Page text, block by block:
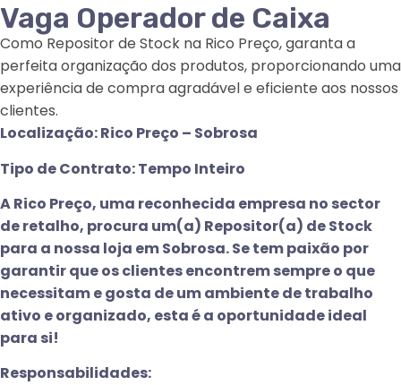
Vaga Operador de Caixa​
Como Repositor de Stock na Rico Preço, garanta a
perfeita organização dos produtos, proporcionando uma
experiência de compra agradável e eficiente aos nossos
clientes.
Localização: Rico Preço – Sobrosa
Tipo de Contrato: Tempo Inteiro
A Rico Preço, uma reconhecida empresa no sector
de retalho, procura um(a) Repositor(a) de Stock
para a nossa loja em Sobrosa. Se tem paixão por
garantir que os clientes encontrem sempre o que
necessitam e gosta de um ambiente de trabalho
ativo e organizado, esta é a oportunidade ideal
para si!
Responsabilidades: